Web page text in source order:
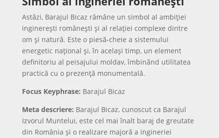
Astăzi, Barajul Bicaz rămâne un simbol al ambiției
inginerești românești și al relației complexe dintre
om și natură. Este o piesă-cheie a sistemului
energetic național și, în același timp, un element
definitoriu al peisajului moldav, îmbinând utilitatea
practică cu o prezență monumentală.
Focus Keyphrase: Barajul Bicaz
Meta descriere: Barajul Bicaz, cunoscut ca Barajul
Izvorul Muntelui, este cel mai înalt baraj de greutate
din România și o realizare majoră a ingineriei